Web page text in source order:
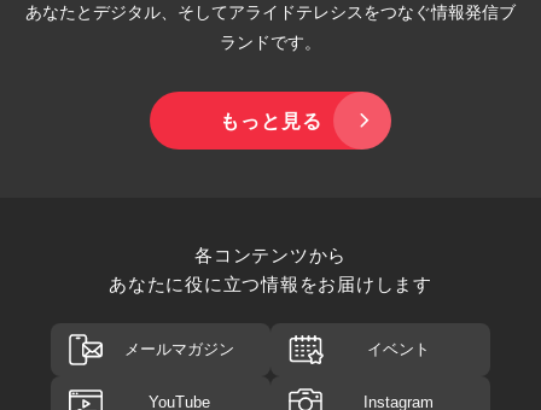
あなたとデジタル、そしてアライドテレシスをつなぐ情報発信ブ
ランドです。
もっと見る
各コンテンツから
あなたに役に立つ情報をお届けします
メールマガジン イベント
YouTube Instagram